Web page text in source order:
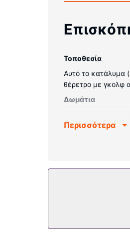
Τοποθεσία
Αυτό το κατάλυμα
θέρετρο με γκολφ
Δωμάτια
ασύρματη
βρείτε επίσης
Απολαύστε τοπική
επωφεληθείτε
Περισσότερα